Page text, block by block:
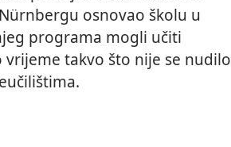
osnovao školu u
programa mogli učiti
takvo što nije se nudilo